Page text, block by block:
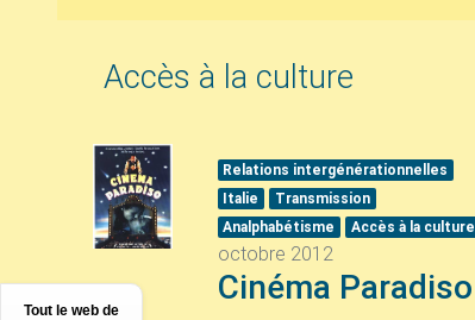
Accès à la culture
Relations intergénérationnelles
Italie
Transmission
Analphabétisme
Accès à la culture
octobre 2012
Cinéma Paradiso
Tout le web de